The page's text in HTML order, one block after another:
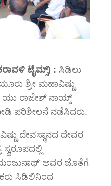
ಟೈಮ್ಸ್) : ಸಿಡಿಲು
ಶ್ರೀ ಮಹಾವಿಷ್ಣು
ಯು ರಾಜೇಶ್ ನಾಯ್ಕ್
ಪರಿಶೀಲನೆ ನಡೆಸಿದರು.
ದೇವಸ್ಥಾನದ ದೇವರ
ಸ್ವರೂಪದಲ್ಲಿ
ಮಂಜುನಾಥ್ ಅವರ ಜೊತೆಗೆ
ಸಿಡಿಲಿನಿಂದ